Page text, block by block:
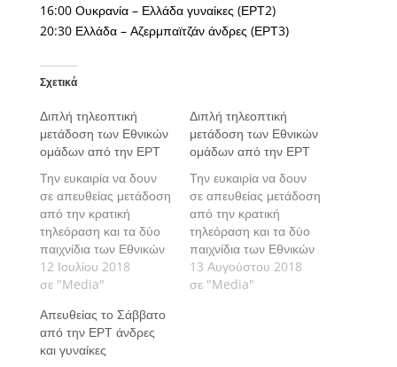
16:00 Ουκρανία – Ελλάδα γυναίκες (ΕΡΤ2)
20:30 Ελλάδα – Αζερμπαϊτζάν άνδρες (ΕΡΤ3)
Σχετικά
Διπλή τηλεοπτική
μετάδοση των Εθνικών
ομάδων από την ΕΡΤ
Την ευκαιρία να δουν
σε απευθείας μετάδοση
από την κρατική
τηλεόραση και τα δύο
παιχνίδια των Εθνικών
ομάδων ανδρών και
γυναικών, θα έχουν οι
Τετάρτη 15 Αυγούστου.
12 Ιουλίου 2018
σε "Media"
Διπλή τηλεοπτική
μετάδοση των Εθνικών
ομάδων από την ΕΡΤ
Την ευκαιρία να δουν
σε απευθείας μετάδοση
από την κρατική
τηλεόραση και τα δύο
παιχνίδια των Εθνικών
ομάδων ανδρών και
γυναικών, θα έχουν οι
13 Αυγούστου 2018
σε "Media"
Απευθείας το Σάββατο
από την ΕΡΤ άνδρες
και γυναίκες